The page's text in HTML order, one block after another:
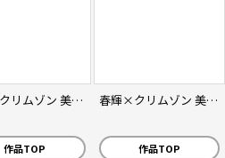
春輝×クリムゾン 美女ファイル０１ 有薗鈴音【フルカラー版】
作品TOP
春輝×クリムゾン 美女ファイル02 鈴音＆みつ
作品TOP